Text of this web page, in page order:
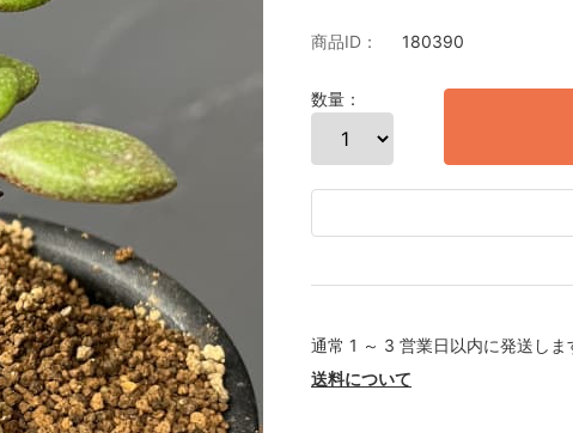
商品ID： 180390
数量：
通常 1 ～ 3 営業日以内に発送しま
送料について